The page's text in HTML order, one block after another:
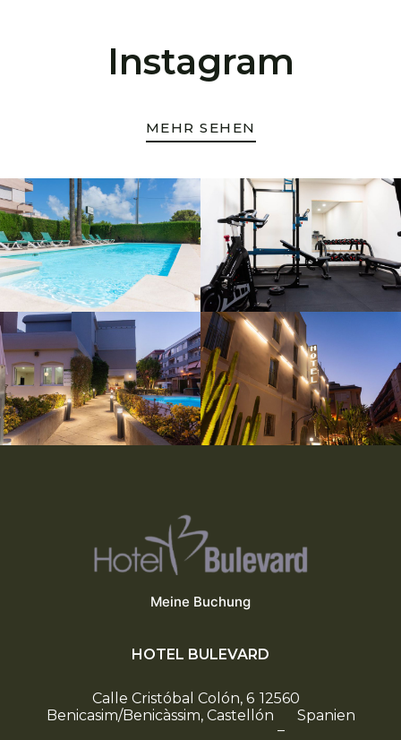
Instagram
MEHR SEHEN
Meine Buchung
HOTEL BULEVARD
Calle Cristóbal Colón, 6 12560
Benicasim/Benicàssim, Castellón
–
Spanien